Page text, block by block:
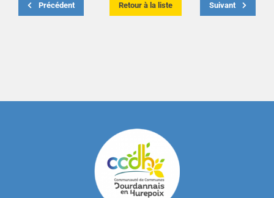
Précédent Retour à la liste Suivant